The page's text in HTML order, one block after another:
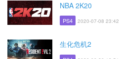
NBA 2K20
PS4 2020-07-08 23:42
生化危机2